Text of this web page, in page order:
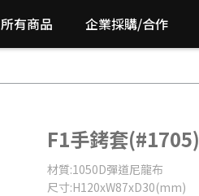
所有商品 企業採購/合作
F1手銬套(#1705)
材質:1050D彈道尼龍布
尺寸:H120xW87xD30(mm)